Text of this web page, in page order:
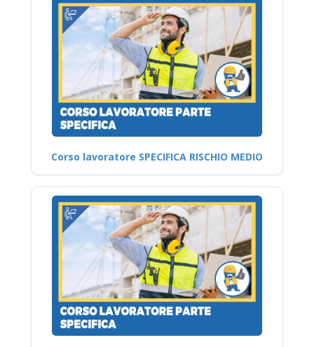
Corso lavoratore SPECIFICA RISCHIO MEDIO